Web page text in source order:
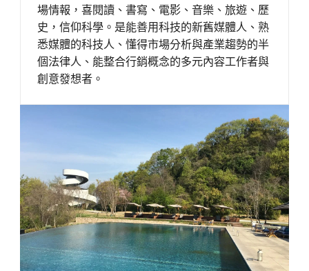
場情報，喜閱讀、書寫、電影、音樂、旅遊、歷
史，信仰科學。是能善用科技的新舊媒體人、熟
悉媒體的科技人、懂得市場分析與產業趨勢的半
個法律人、能整合行銷概念的多元內容工作者與
創意發想者。